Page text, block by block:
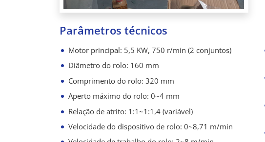
Parâmetros técnicos
Motor principal: 5,5 KW, 750 r/min (2 conjuntos)
Diâmetro do rolo: 160 mm
Comprimento do rolo: 320 mm
Aperto máximo do rolo: 0~4 mm
Relação de atrito: 1:1~1:1,4 (variável)
Velocidade do dispositivo de rolo: 0~8,71 m/min